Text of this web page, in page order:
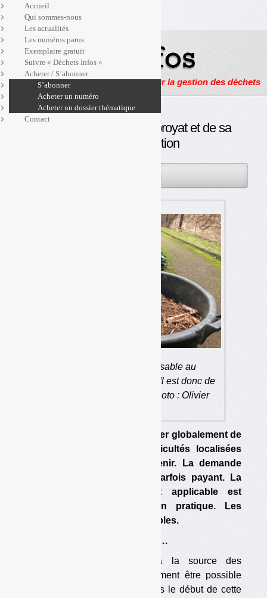
Actualités, enquêtes et reportages sur la gestion des déchets
Biodéchets : l’enjeu du broyat et de sa
mise à disposition
OLIVIER GUICHARDAZ
Le broyat est indispensable au
compostage de proximité. Il est donc de
plus en plus convoité. (photo : Olivier
Il y a peu de risque de manquer globalement de
broyat, mais il y a des difficultés localisées
et/ou temporaires à en obtenir. La demande
augmentant, le broyat est parfois payant. La
réglementation qui lui est applicable est
obsolète et inapplicable en pratique. Les
sanctions encourues sont faibles.
Un gisement abondant mais…
Le développement du tri à la source des
biodéchets, qui doit théoriquement être possible
pour tous les particuliers depuis le début de cette
Accueil
Qui sommes-nous
Les actualités
Les numéros parus
Exemplaire gratuit
Suivre « Déchets Infos »
Acheter / S’abonner
S’abonner
Acheter un numéro
Acheter un dossier thématique
Contact